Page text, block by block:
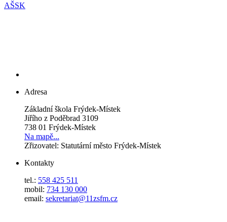
AŠSK
Adresa
Základní škola Frýdek-Místek
Jiřího z Poděbrad 3109
738 01 Frýdek-Místek
Na mapě...
Zřizovatel: Statutární město Frýdek-Místek
Kontakty
tel.: 558 425 511
mobil: 734 130 000
email: sekretariat@11zsfm.cz